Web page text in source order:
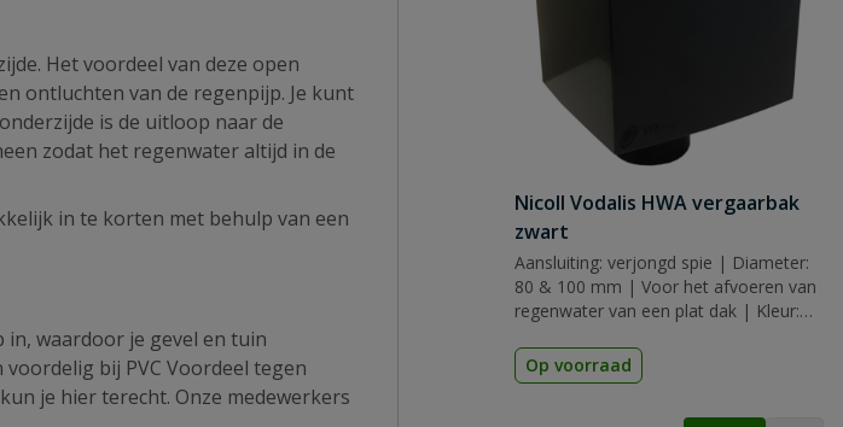
Het voordeel van deze open
ontluchten van de regenpijp. Je kunt
is de uitloop naar de
zodat het regenwater altijd in de
in te korten met behulp van een
waardoor je gevel en tuin
bij PVC Voordeel tegen
je hier terecht. Onze medewerkers
Nicoll Vodalis HWA vergaarbak
zwart
Aansluiting: verjongd spie | Diameter:
80 & 100 mm | Voor het afvoeren van
regenwater van een plat dak | Kleur:
Op voorraad